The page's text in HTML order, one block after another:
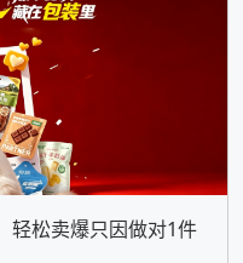
轻松卖爆只因做对1件